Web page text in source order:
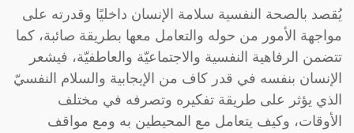
يُقصد بالصحة النفسية سلامة الإنسان داخليًا وقدرته على
مواجهة الأمور من حوله والتعامل معها بطريقة صائبة، كما
تتضمن الرفاهية النفسية والاجتماعيّة والعاطفيّة، فيشعر
الإنسان بنفسه في قدر كاف من الإيجابية والسلام النفسيّ
الذي يؤثر على طريقة تفكيره وتصرفه في مختلف
الأوقات، وكيف يتعامل مع المحيطين به ومع مواقف